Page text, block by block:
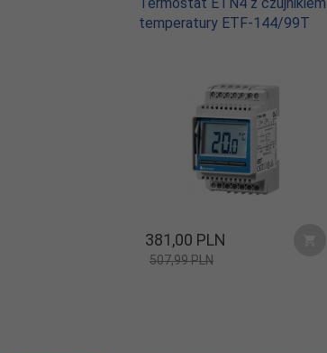
jednostronne
jednostkowa
100
Powierzchnia
temperatury ETF-144/99T
381,00 PLN
507,99 PLN